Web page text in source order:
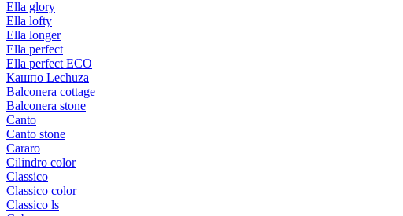
Ella glory
Ella lofty
Ella longer
Ella perfect
Ella perfect ECO
Кашпо Lechuza
Balconera cottage
Balconera stone
Canto
Canto stone
Cararo
Cilindro color
Classico
Classico color
Classico ls